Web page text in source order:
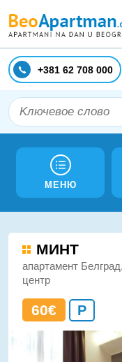
+381 62 708 000
МЕНЮ
МИНТ
апартамент
центр
60€ P